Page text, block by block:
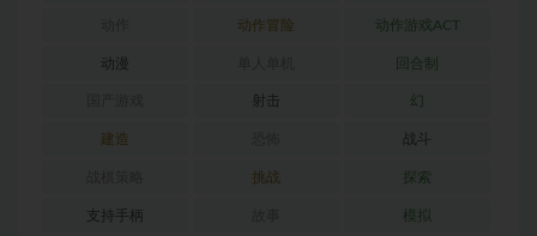
动作冒险 动作游戏ACT
动漫 回合制
射击 幻
建造 战斗
挑战 探索
支持手柄 模拟